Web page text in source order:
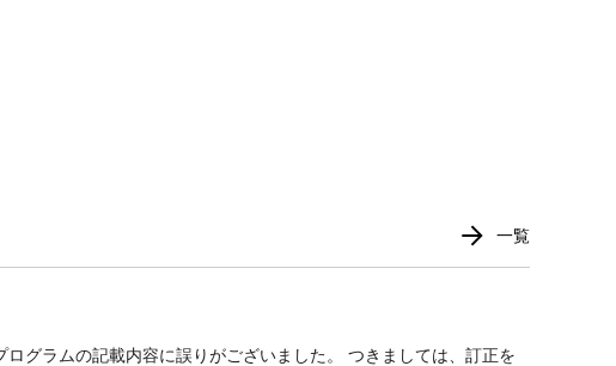
一覧
グラムの記載内容に誤りがございました。 つきましては、訂正を